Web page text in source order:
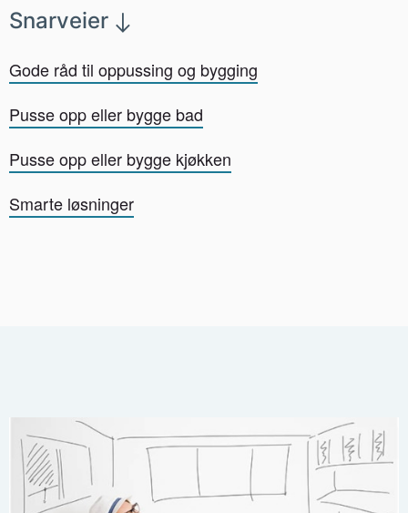
Snarveier
Gode råd til oppussing og bygging
Pusse opp eller bygge bad
Pusse opp eller bygge kjøkken
Smarte løsninger